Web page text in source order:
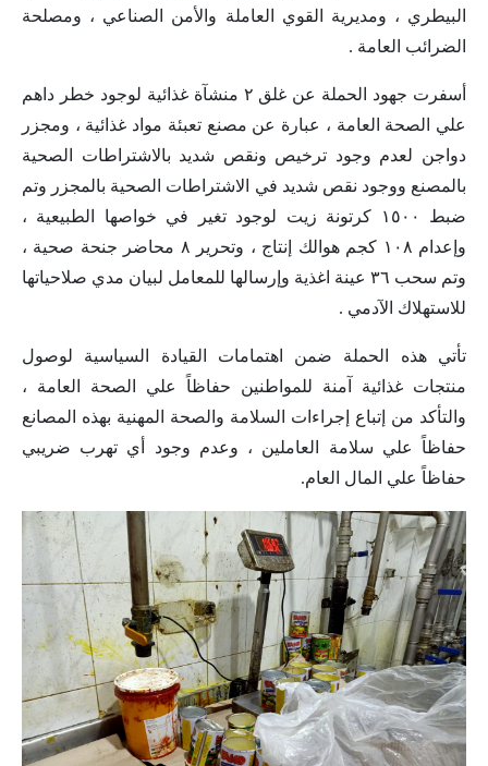
البيطري ، ومديرية القوي العاملة والأمن الصناعي ، ومصلحة
الضرائب العامة .
أسفرت جهود الحملة عن غلق ٢ منشآة غذائية لوجود خطر داهم
علي الصحة العامة ، عبارة عن مصنع تعبئة مواد غذائية ، ومجزر
دواجن لعدم وجود ترخيص ونقص شديد بالاشتراطات الصحية
بالمصنع ووجود نقص شديد في الاشتراطات الصحية بالمجزر وتم
ضبط ١٥٠٠ كرتونة زيت لوجود تغير في خواصها الطبيعية ،
وإعدام ١٠٨ كجم هوالك إنتاج ، وتحرير ٨ محاضر جنحة صحية ،
وتم سحب ٣٦ عينة اغذية وإرسالها للمعامل لبيان مدي صلاحياتها
للاستهلاك الآدمي .
تأتي هذه الحملة ضمن اهتمامات القيادة السياسية لوصول
منتجات غذائية آمنة للمواطنين حفاظاً علي الصحة العامة ،
والتأكد من إتباع إجراءات السلامة والصحة المهنية بهذه المصانع
حفاظاً علي سلامة العاملين ، وعدم وجود أي تهرب ضريبي
حفاظاً علي المال العام.